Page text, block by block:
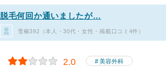
脱毛何回か通いましたが…
雪椿392（本人・30代・女性・掲載口コミ4件）
2.0 美容外科